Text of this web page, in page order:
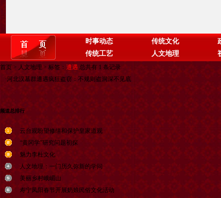
时事动态 传统文化
传统工艺
人文地理
首页 > 人文地理 > 标签： 遭遇 总共有 1 条记录
·河北汉墓群遭遇疯狂盗窃：不规则盗洞深不见底
频道总排行
云台观盼望修缮和保护皇家道观
“黄冈学”研究问题初探
魅力李杜文化
人文地理：一门历久弥新的学问
美丽乡村峨嵋山
寿宁凤阳春节开展奶娘民俗文化活动